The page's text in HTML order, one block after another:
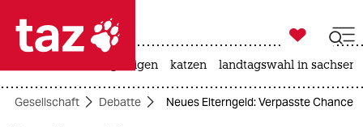
 taz zahl ich
taz zahl ich

taz zahl ich
bergsteigen katzen landtagswahl in
Gesellschaft Debatte Neues Elterngeld: Verpasste Chance